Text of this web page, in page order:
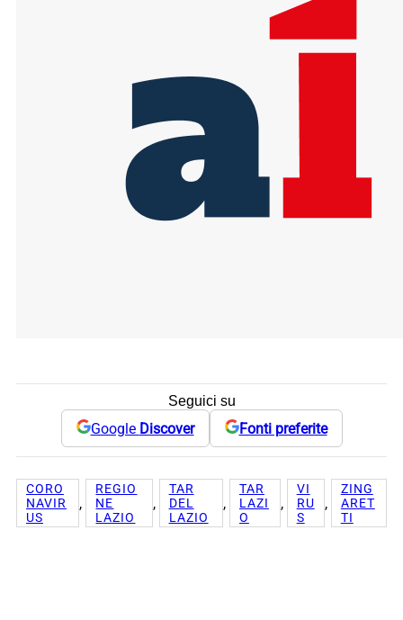
Seguici su
Google Discover Fonti preferite
CORO
NAVIR
US
,
REGIO
NE
LAZIO
,
TAR
DEL
LAZIO
,
TAR
LAZI
O
,
VI
RU
S
,
ZING
ARET
TI